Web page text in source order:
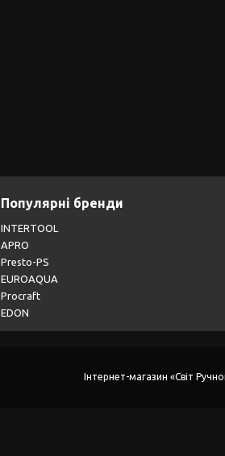
Популярні бренди
INTERTOOL
APRO
Presto-PS
EUROAQUA
Procraft
EDON